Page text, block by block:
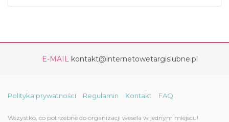
E-MAIL kontakt@internetowetargislubne.pl
Polityka prywatności Regulamin Kontakt FAQ
Wszystko, co potrzebne do organizacji wesela w jednym miejscu!